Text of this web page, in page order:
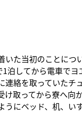
た当初のことにつ
泊してから電車でヨ
絡を取っていたチ
取ってから寮へ向
にベッド、机、い